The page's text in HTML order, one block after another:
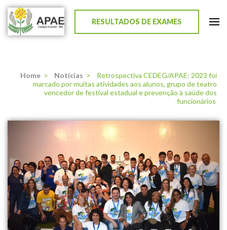
APAE de Campo Grande
RESULTADOS DE EXAMES
Home > Notícias >
Retrospectiva CEDEG/APAE: 2023 foi
marcado por muitas atividades aos alunos, grupo de teatro
vencedor de festival estadual e prevenção à saúde dos
funcionários